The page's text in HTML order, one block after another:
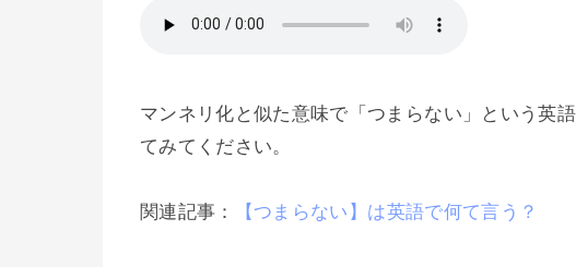
マンネリ化と似た意味で「つまらない」という英
てみてください。
関連記事： 【つまらない】は英語で何て言う？